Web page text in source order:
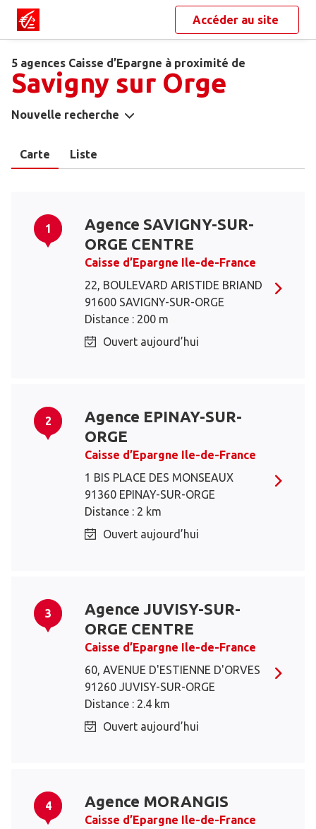
Accéder au site
5 agences Caisse d’Epargne à proximité de
Savigny sur Orge
Nouvelle recherche
Carte Liste
1
Agence SAVIGNY-SUR-
ORGE CENTRE
Caisse d’Epargne Ile-de-France
22, BOULEVARD ARISTIDE BRIAND
91600 SAVIGNY-SUR-ORGE
Distance : 200 m
Ouvert aujourd’hui
2
Agence EPINAY-SUR-
ORGE
Caisse d’Epargne Ile-de-France
1 BIS PLACE DES MONSEAUX
91360 EPINAY-SUR-ORGE
Distance : 2 km
Ouvert aujourd’hui
3
Agence JUVISY-SUR-
ORGE CENTRE
Caisse d’Epargne Ile-de-France
60, AVENUE D'ESTIENNE D'ORVES
91260 JUVISY-SUR-ORGE
Distance : 2.4 km
Ouvert aujourd’hui
4 Agence MORANGIS
Caisse d’Epargne Ile-de-France